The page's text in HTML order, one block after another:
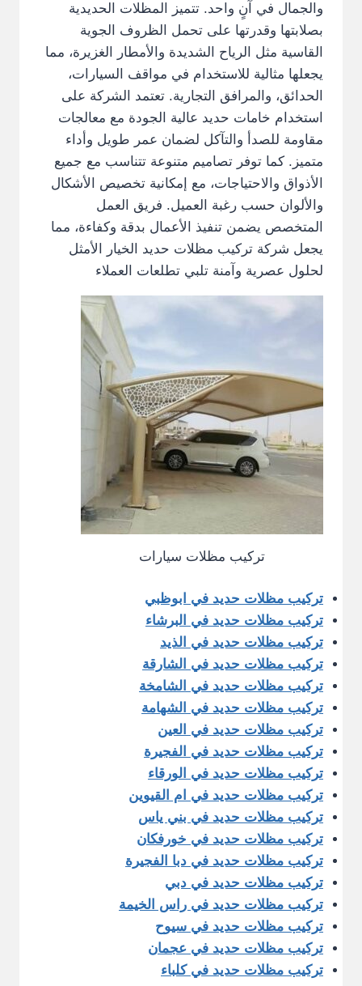
والجمال في آنٍ واحد. تتميز المظلات الحديدية
بصلابتها وقدرتها على تحمل الظروف الجوية
القاسية مثل الرياح الشديدة والأمطار الغزيرة، مما
يجعلها مثالية للاستخدام في مواقف السيارات،
الحدائق، والمرافق التجارية. تعتمد الشركة على
استخدام خامات حديد عالية الجودة مع معالجات
مقاومة للصدأ والتآكل لضمان عمر طويل وأداء
متميز. كما توفر تصاميم متنوعة تتناسب مع جميع
الأذواق والاحتياجات، مع إمكانية تخصيص الأشكال
والألوان حسب رغبة العميل. فريق العمل
المتخصص يضمن تنفيذ الأعمال بدقة وكفاءة، مما
يجعل شركة تركيب مظلات حديد الخيار الأمثل
لحلول عصرية وآمنة تلبي تطلعات العملاء
تركيب مظلات سيارات
تركيب مظلات حديد في ابوظبي
تركيب مظلات حديد في البرشاء
تركيب مظلات حديد في الذيد
تركيب مظلات حديد في الشارقة
تركيب مظلات حديد في الشامخة
تركيب مظلات حديد في الشهامة
تركيب مظلات حديد في العين
تركيب مظلات حديد في الفجيرة
تركيب مظلات حديد في الورقاء
تركيب مظلات حديد في ام القيوين
تركيب مظلات حديد في بني ياس
تركيب مظلات حديد في خورفكان
تركيب مظلات حديد في دبا الفجيرة
تركيب مظلات حديد في دبي
تركيب مظلات حديد في راس الخيمة
تركيب مظلات حديد في سيوح
تركيب مظلات حديد في عجمان
تركيب مظلات حديد في كلباء